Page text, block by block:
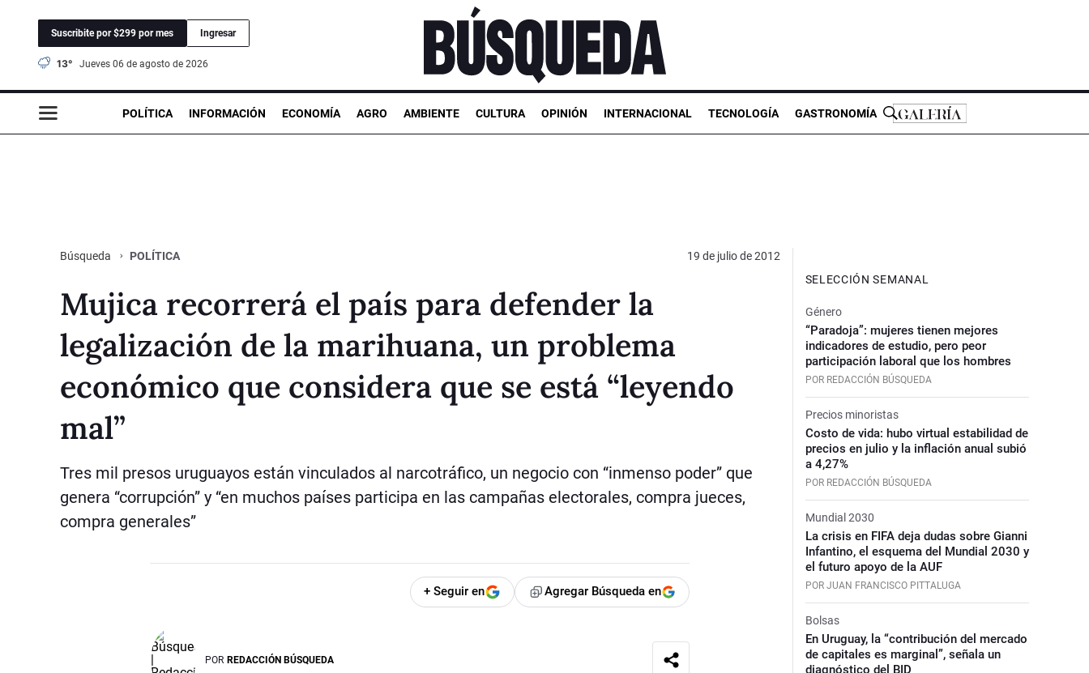
Suscribite por $299 por mes Ingresar
13° jueves 06 de agosto de 2026
POLÍTICA INFORMACIÓN ECONOMÍA AGRO AMBIENTE CULTURA OPINIÓN INTERNACIONAL TECNOLOGÍA GASTRONOMÍA
Búsqueda POLÍTICA 19 de julio de 2012
Mujica recorrerá el país para defender la
legalización de la marihuana, un problema
económico que considera que se está “leyendo
mal”
Tres mil presos uruguayos están vinculados al narcotráfico, un negocio con “inmenso poder” que
genera “corrupción” y “en muchos países participa en las campañas electorales, compra jueces,
compra generales”
+ Seguir en Agregar Búsqueda en
POR REDACCIÓN BÚSQUEDA
SELECCIÓN SEMANAL
Género
“Paradoja”: mujeres tienen mejores
indicadores de estudio, pero peor
participación laboral que los hombres
POR REDACCIÓN BÚSQUEDA
Precios minoristas
Costo de vida: hubo virtual estabilidad de
precios en julio y la inflación anual subió
a 4,27%
POR REDACCIÓN BÚSQUEDA
Mundial 2030
La crisis en FIFA deja dudas sobre Gianni
Infantino, el esquema del Mundial 2030 y
el futuro apoyo de la AUF
POR JUAN FRANCISCO PITTALUGA
Bolsas
En Uruguay, la “contribución del mercado
de capitales es marginal”, señala un
diagnóstico del BID